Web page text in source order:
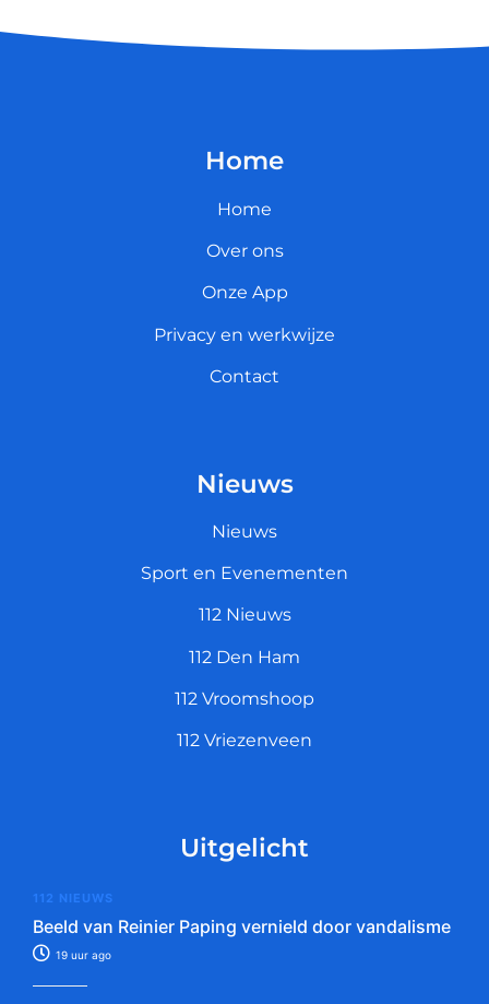
Home
Home
Over ons
Onze App
Privacy en werkwijze
Contact
Nieuws
Nieuws
Sport en Evenementen
112 Nieuws
112 Den Ham
112 Vroomshoop
112 Vriezenveen
Uitgelicht
112 NIEUWS
Beeld van Reinier Paping vernield door vandalisme
19 uur ago